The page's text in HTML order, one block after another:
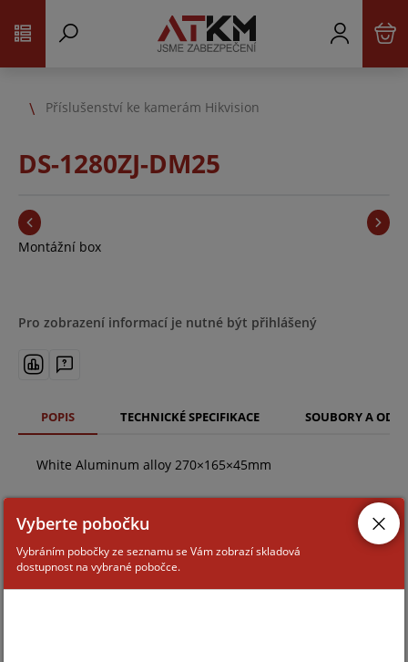
Příslušenství ke kamerám Hikvision
DS-1280ZJ-DM25
Montážní box
Pro zobrazení informací je nutné být přihlášený
POPIS TECHNICKÉ SPECIFIKACE SOUBORY A
White Aluminum alloy 270×165×45mm
ZAŘAZENÍ ZBOŽÍ
Vyberte pobočku
Vybráním pobočky ze seznamu se Vám zobrazí skladová
dostupnost na vybrané pobočce.